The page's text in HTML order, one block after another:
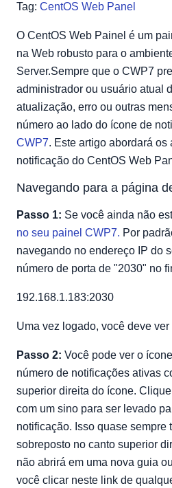
Tag: CentOS Web Panel
Compreendendo a página de
Configurando notificações por
O CentOS Web Painel é um
na Web robusto para o
Server.Sempre que o CWP7
administrador ou usuário atual
atualização, erro ou outras
número ao lado do ícone de
CWP7. Este artigo abordará
notificação do CentOS Web
Navegando para a página
Passo 1: Se você ainda não
no seu painel CWP7. Por
navegando no endereço IP do
número de porta de "2030" no
192.168.1.183:2030
Uma vez logado, você deve ver
Passo 2: Você pode ver o
número de notificações ativas
superior direita do ícone.
com um sino para ser levado
notificação. Isso quase sempre
sobreposto no canto superior
não abrirá em uma nova guia
você clicar neste link de